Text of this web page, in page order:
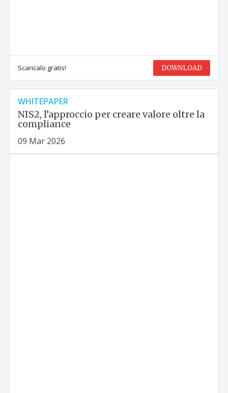
Scaricalo gratis! DOWNLOAD
WHITEPAPER
NIS2, l’approccio per creare valore oltre la
compliance
09 Mar 2026